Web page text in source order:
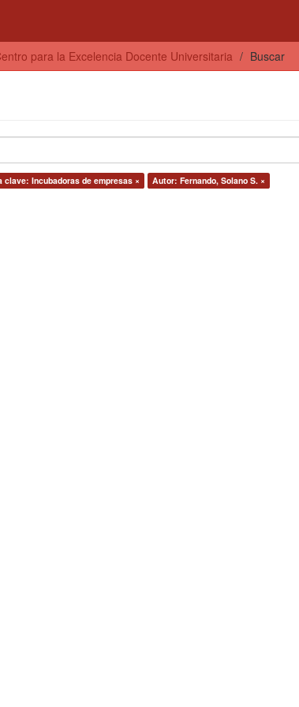
para la Excelencia Docente Universitaria Buscar
clave: Incubadoras de empresas × Autor: Fernando, Solano S. ×